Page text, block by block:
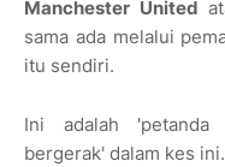
Manchester United
sama ada melalui
itu sendiri.
Ini adalah 'petanda
bergerak' dalam kes ini.